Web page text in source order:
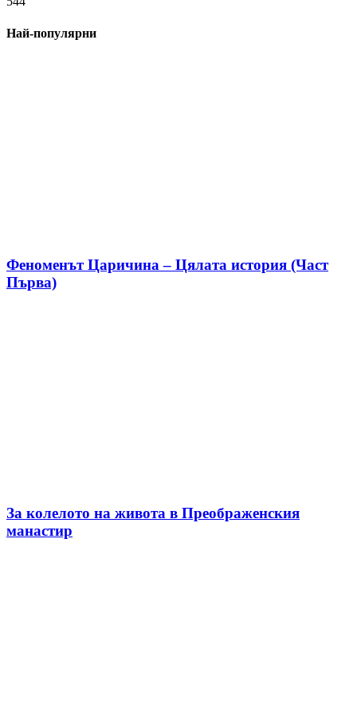
Най-популярни
Феноменът Царичина – Цялата история (Част
Първа)
За колелото на живота в Преображенския
манастир